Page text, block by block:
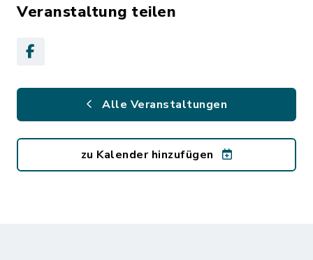
Veranstaltung teilen
Alle Veranstaltungen
zu Kalender hinzufügen